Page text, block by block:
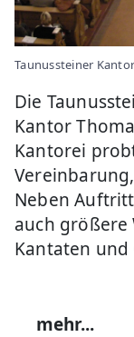
Taunussteiner
Die
Kantor
Kantorei
Neben
auch größere
Kantaten
mehr...